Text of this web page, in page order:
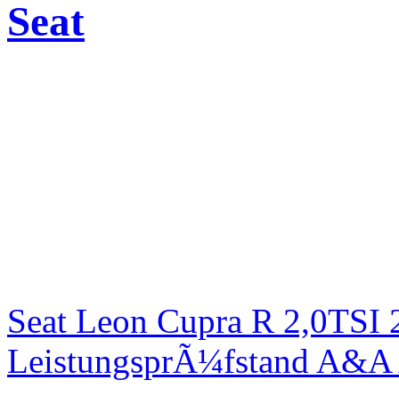
Seat
Seat Leon Cupra R
LeistungsprÃ¼fstand